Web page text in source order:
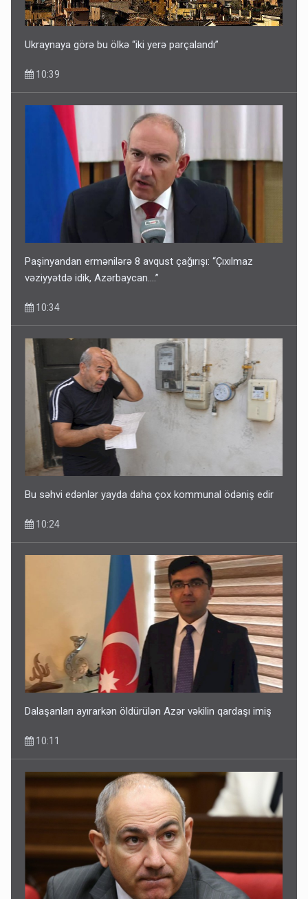
Ukraynaya görə bu ölkə “iki yerə parçalandı”
10:39
Paşinyandan ermənilərə 8 avqust çağırışı: “Çıxılmaz
vəziyyətdə idik, Azərbaycan….”
10:34
Bu səhvi edənlər yayda daha çox kommunal ödəniş edir
10:24
Dalaşanları ayırarkən öldürülən Azər vəkilin qardaşı imiş
10:11